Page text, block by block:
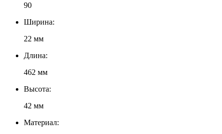
90
Ширина:
22 мм
Длина:
462 мм
Высота:
42 мм
Материал: